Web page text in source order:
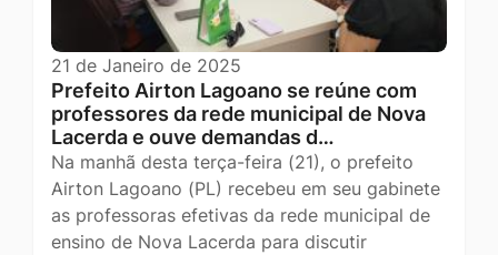
21 de Janeiro de 2025
Prefeito Airton Lagoano se reúne com
professores da rede municipal de Nova
Lacerda e ouve demandas d…
Na manhã desta terça-feira (21), o prefeito
Airton Lagoano (PL) recebeu em seu gabinete
as professoras efetivas da rede municipal de
ensino de Nova Lacerda para discutir